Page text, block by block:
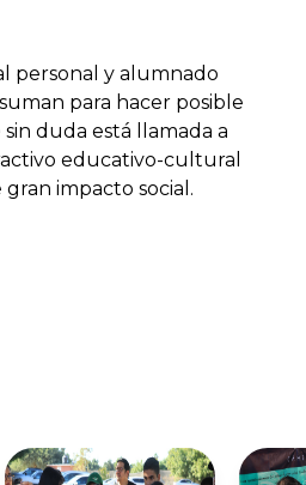
personal y alumnado
para hacer posible
duda está llamada a
educativo-cultural
impacto social.